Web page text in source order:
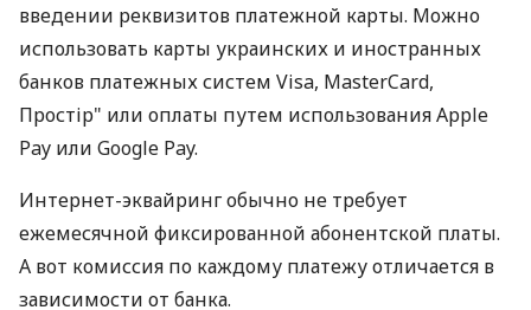
введении реквизитов платежной карты. Можно
использовать карты украинских и иностранных
банков платежных систем Visa, MasterCard,
Простір" или оплаты путем использования Apple
Pay или Google Pay.
Интернет-эквайринг обычно не требует
ежемесячной фиксированной абонентской платы.
А вот комиссия по каждому платежу отличается в
зависимости от банка.